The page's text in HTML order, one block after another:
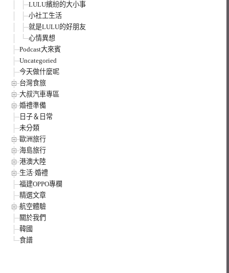
LULU繽紛的大小事
小社工生活
就是LULU的好朋友
心情異想
Podcast大來賓
Uncategoried
今天做什麼呢
台灣食旅
大叔汽車專區
婚禮準備
日子＆日常
未分類
歐洲旅行
海島旅行
港澳大陸
生活·婚禮
福建OPPO專欄
精選文章
航空體驗
關於我們
韓國
食譜